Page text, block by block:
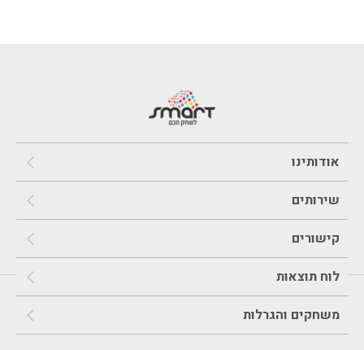
אודותינו
שירותים
קישורים
לוח תוצאות
משחקים והגרלות